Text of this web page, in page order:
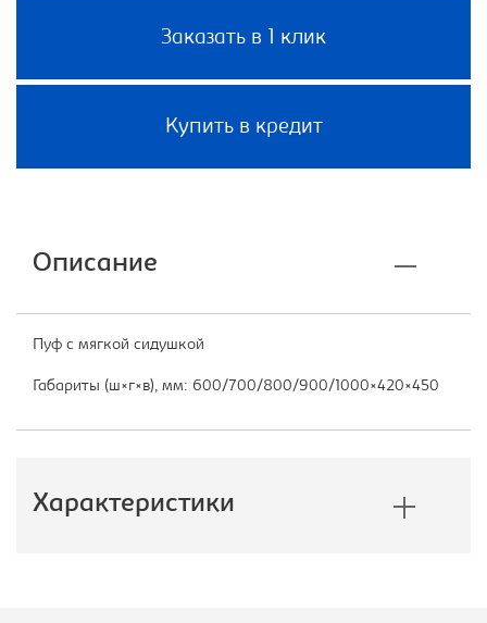
Заказать в 1 клик
Купить в кредит
Описание
Пуф с мягкой сидушкой
Габариты (ш×г×в), мм: 600/700/800/900/1000×420×450
Характеристики